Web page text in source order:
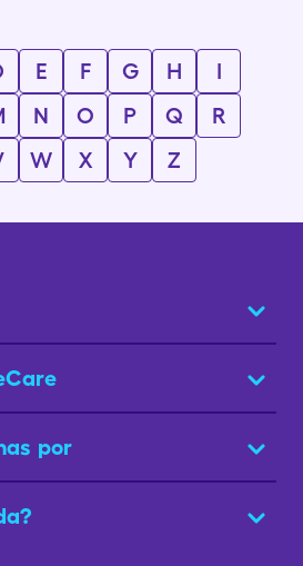
E F G H
I
N O P Q
R
W X Y Z
por